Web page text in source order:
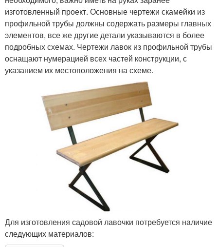
изготовленный проект. Основные чертежи скамейки из
профильной трубы должны содержать размеры главных
элементов, все же другие детали указываются в более
подробных схемах. Чертежи лавок из профильной трубы
оснащают нумерацией всех частей конструкции, с
указанием их местоположения на схеме.
Для изготовления садовой лавочки потребуется наличие
следующих материалов: